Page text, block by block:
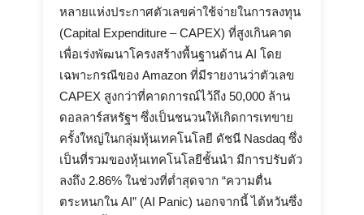
หลายแห่งประกาศตัวเลขค่าใช้จ่ายในการลงทุน
(Capital Expenditure – CAPEX) ที่สูงเกินคาด
เพื่อเร่งพัฒนาโครงสร้างพื้นฐานด้าน AI โดย
เฉพาะกรณีของ Amazon ที่มีรายงานว่าตัวเลข
CAPEX สูงกว่าที่คาดการณ์ไว้ถึง 50,000 ล้าน
ดอลลาร์สหรัฐฯ ซึ่งเป็นชนวนให้เกิดการเทขาย
ครั้งใหญ่ในกลุ่มหุ้นเทคโนโลยี ดัชนี Nasdaq ซึ่ง
เป็นที่รวมของหุ้นเทคโนโลยีชั้นนำ มีการปรับตัว
ลงถึง 2.86% ในช่วงที่ต่ำสุดจาก “ความตื่น
ตระหนกใน AI” (AI Panic) นอกจากนี้ ไต้หวันซึ่ง